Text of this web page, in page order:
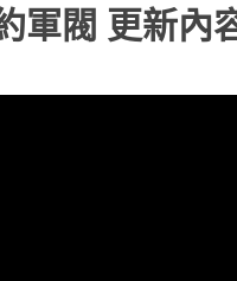
軍閥 更新內